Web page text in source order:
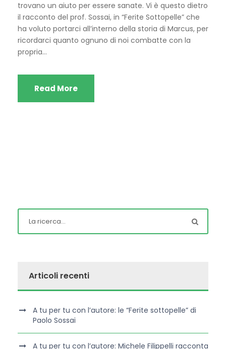
trovano un aiuto per essere sanate. Vi è questo dietro
il racconto del prof. Sossai, in “Ferite Sottopelle” che
ha voluto portarci all’interno della storia di Marcus, per
ricordarci quanto ognuno di noi combatte con la
propria...
Read More
Articoli recenti
A tu per tu con l’autore: le “Ferite sottopelle” di
Paolo Sossai
A tu per tu con l’autore: Michele Filippelli racconta